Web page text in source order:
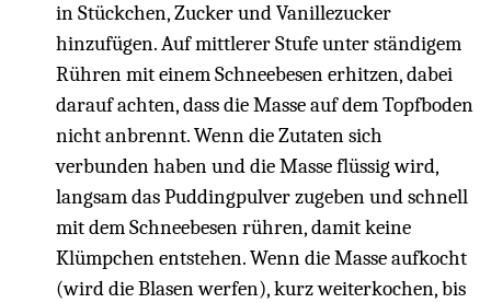
in Stückchen, Zucker und Vanillezucker
hinzufügen. Auf mittlerer Stufe unter ständigem
Rühren mit einem Schneebesen erhitzen, dabei
darauf achten, dass die Masse auf dem Topfboden
nicht anbrennt. Wenn die Zutaten sich
verbunden haben und die Masse flüssig wird,
langsam das Puddingpulver zugeben und schnell
mit dem Schneebesen rühren, damit keine
Klümpchen entstehen. Wenn die Masse aufkocht
(wird die Blasen werfen), kurz weiterkochen, bis